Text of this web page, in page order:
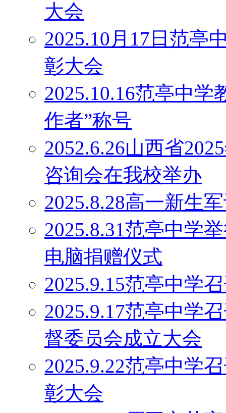
大会
2025.10月17日范亭
彰大会
2025.10.16范亭中
作者”称号
2052.6.26山西省
咨询会在我校举办
2025.8.28高一新生
2025.8.31范亭中学
电脑捐赠仪式
2025.9.15范亭中学
2025.9.17范亭中学
督委员会成立大会
2025.9.22范亭中学
彰大会